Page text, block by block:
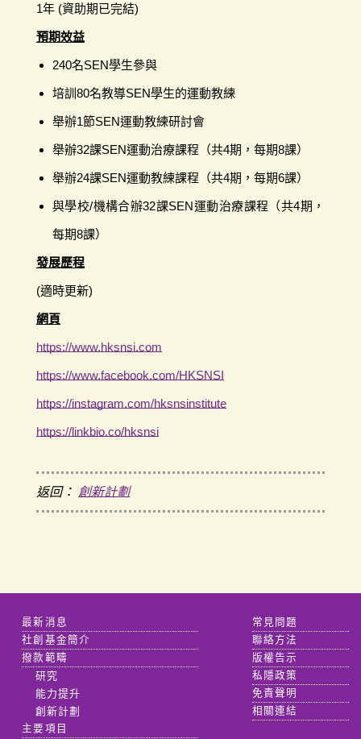
1年 (資助期已完結)
預期效益
240名SEN學生參與
培訓80名教導SEN學生的運動教練
舉辦1節SEN運動教練研討會
舉辦32課SEN運動治療課程（共4期，每期8課）
舉辦24課SEN運動教練課程（共4期，每期6課）
與學校/機構合辦32課SEN運動治療課程（共4期，
每期8課）
發展歷程
(適時更新)
網頁
https://www.hksnsi.com
https://www.facebook.com/HKSNSI
https://instagram.com/hksnsinstitute
https://linkbio.co/hksnsi
返回： 創新計劃
最新消息
社創基金簡介
撥款範疇
研究
能力提升
創新計劃
主要項目
常見問題
聯絡方法
版權告示
私隱政策
免責聲明
相關連結